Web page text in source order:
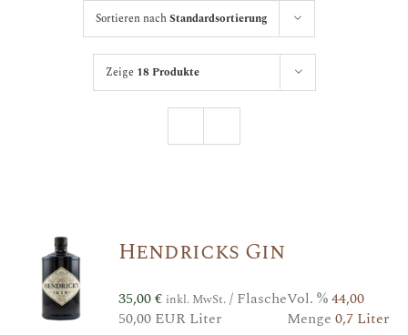
Sortieren nachStandardsortierung
Zeige 18 Produkte
Hendricks Gin
35,00€ inkl. MwSt. / Flasche
50,00 EUR Liter
Vol. %44,00
Menge0,7 Liter